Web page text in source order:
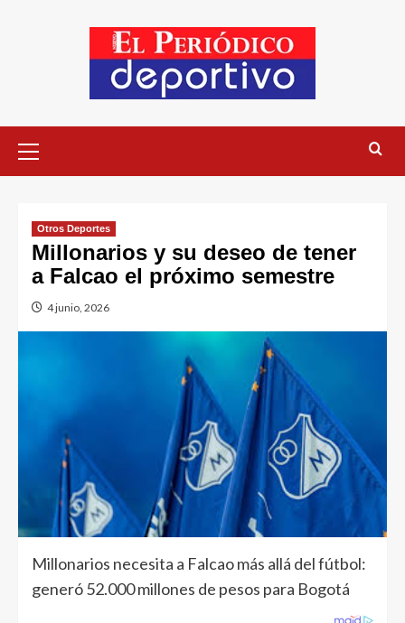
Otros Deportes
Millonarios y su deseo de tener
a Falcao el próximo semestre
4 junio, 2026
Millonarios necesita a Falcao más allá del fútbol:
generó 52.000 millones de pesos para Bogotá